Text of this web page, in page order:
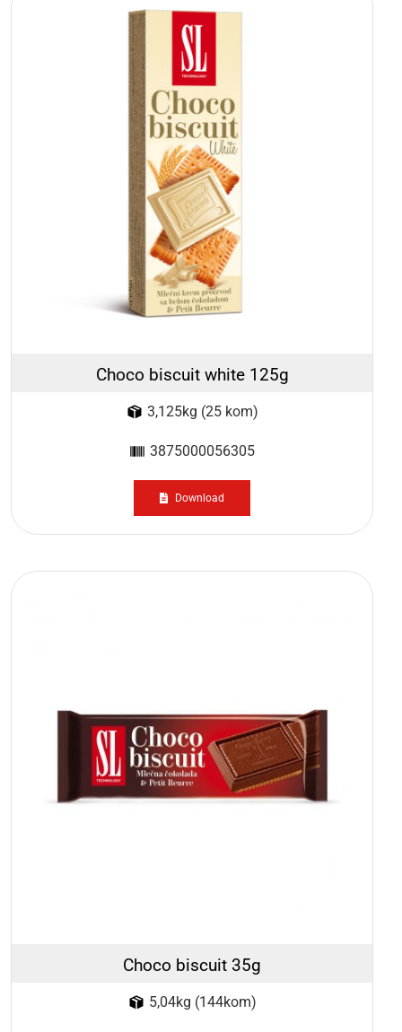
Choco biscuit white 125g
3,125kg (25 kom)
3875000056305
Download
Choco biscuit 35g
5,04kg (144kom)